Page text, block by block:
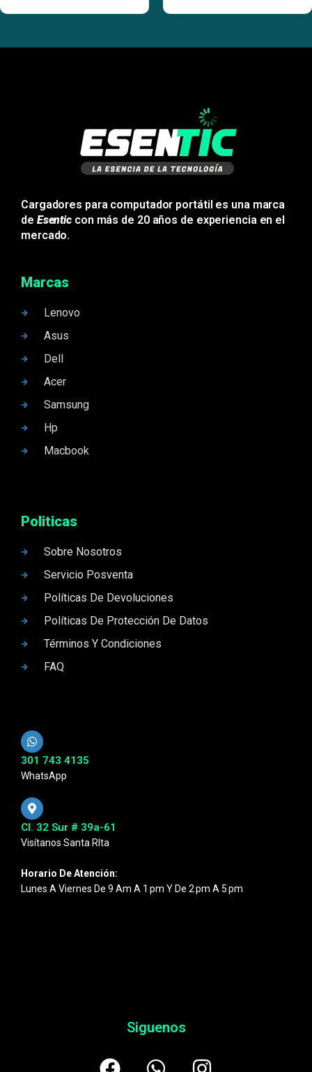
Cargadores para computador portátil es una marca
de Esentic con más de 20 años de experiencia en el
mercado.
Marcas
Lenovo
Asus
Dell
Acer
Samsung
Hp
Macbook
Politicas
Sobre Nosotros
Servicio Posventa
Políticas De Devoluciones
Políticas De Protección De Datos
Términos Y Condiciones
FAQ
301 743 4135
WhatsApp
Cl. 32 Sur # 39a-61
Visítanos Santa RIta
Horario De Atención:
Lunes A Viernes De 9 Am A 1 Pm Y De 2 Pm A 5 Pm
Siguenos